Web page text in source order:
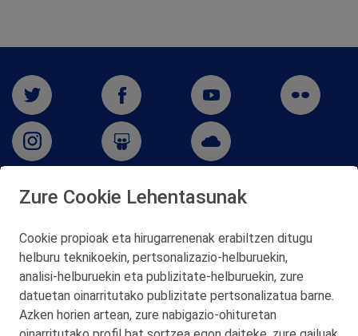
Telf. 946 357 000
© 2026 Petronor S.A.
Zure Cookie Lehentasunak
Cookie propioak eta hirugarrenenak erabiltzen ditugu
helburu teknikoekin, pertsonalizazio‑helburuekin,
analisi‑helburuekin eta publizitate‑helburuekin, zure
datuetan oinarritutako publizitate pertsonalizatua barne.
Azken horien artean, zure nabigazio‑ohituretan